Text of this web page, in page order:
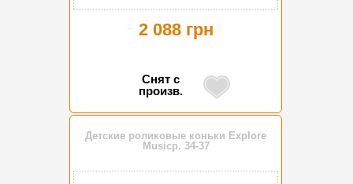
2 088 грн
Снят с
произв.
Детские роликовые коньки Explore
Musicр. 34-37